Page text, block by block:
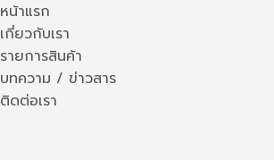
หน้าแรก
เกี่ยวกับเรา
รายการสินค้า
บทความ / ข่าวสาร
ติดต่อเรา